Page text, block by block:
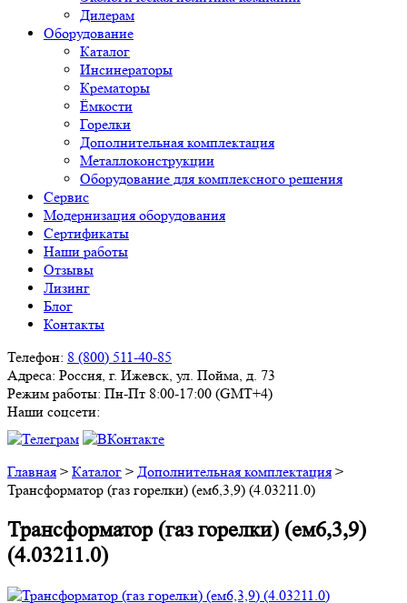
Дилерам
Оборудование
Каталог
Инсинераторы
Крематоры
Ёмкости
Горелки
Дополнительная комплектация
Металлоконструкции
Оборудование для комплексного решения
Сервис
Модернизация оборудования
Сертификаты
Наши работы
Отзывы
Лизинг
Блог
Контакты
Телефон: 8 (800) 511-40-85
Адреса: Россия, г. Ижевск, ул. Пойма, д. 73
Режим работы: Пн-Пт 8:00-17:00 (GMT+4)
Наши соцсети:
Главная > Каталог > Дополнительная комплектация >
Трансформатор (газ горелки) (ем6,3,9) (4.03211.0)
Трансформатор (газ горелки) (ем6,3,9)
(4.03211.0)